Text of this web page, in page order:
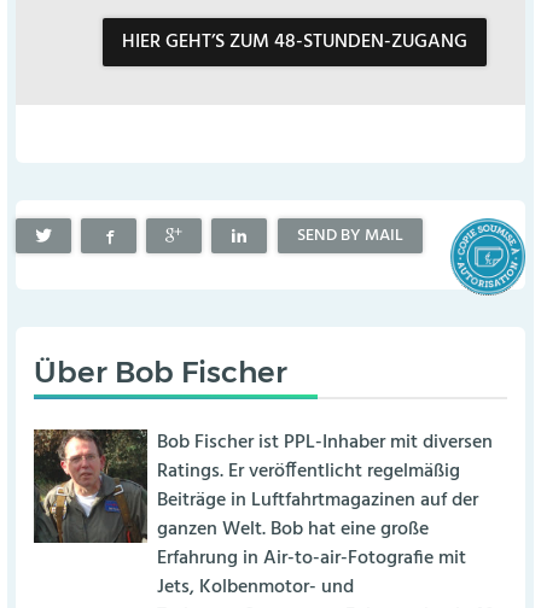
HIER GEHT’S ZUM 48-STUNDEN-ZUGANG
SEND BY MAIL
Über Bob Fischer
Bob Fischer ist PPL-Inhaber mit diversen
Ratings. Er veröffentlicht regelmäßig
Beiträge in Luftfahrtmagazinen auf der
ganzen Welt. Bob hat eine große
Erfahrung in Air-to-air-Fotografie mit
Jets, Kolbenmotor- und